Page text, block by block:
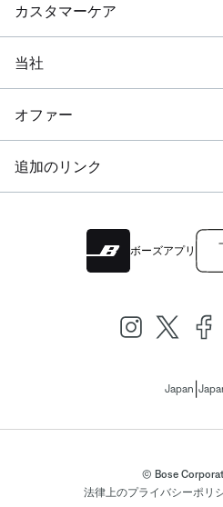
カスタマーケア
当社
オファー
追加のリンク
ボーズアプリ
Japan
© Bose
法律上のプライバシーポリ